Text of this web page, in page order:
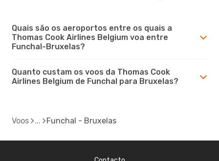
Quais são os aeroportos entre os quais a
Thomas Cook Airlines Belgium voa entre
Funchal-Bruxelas?
Quanto custam os voos da Thomas Cook
Airlines Belgium de Funchal para Bruxelas?
Voos Funchal - Bruxelas